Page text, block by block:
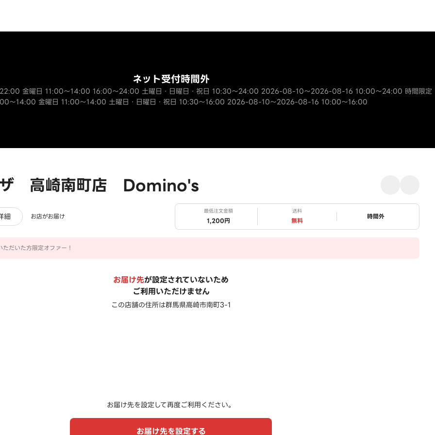
ザ 高崎南町店 Domino's
ネット受付時間外
金曜日 11:00～14:00 16:00～24:00 土曜日・日曜日・祝日 10:30～24:00 2026-08-10～2026-08-16 10:00～24:00 時間限定
～14:00 金曜日 11:00～14:00 土曜日・日曜日・祝日 10:30～16:00 2026-08-10～2026-08-16 10:00～16:00
ー
細 お店がお届け
最低注文金額
1,200円
送料
無料 ステータス
時間外
ただいた方限定オファー！
お届け先が設定されていないため
ご利用いただけません
この店舗の住所は群馬県高崎市南町3-1
お届け先を設定して再度ご利用ください。
お届け先を設定する